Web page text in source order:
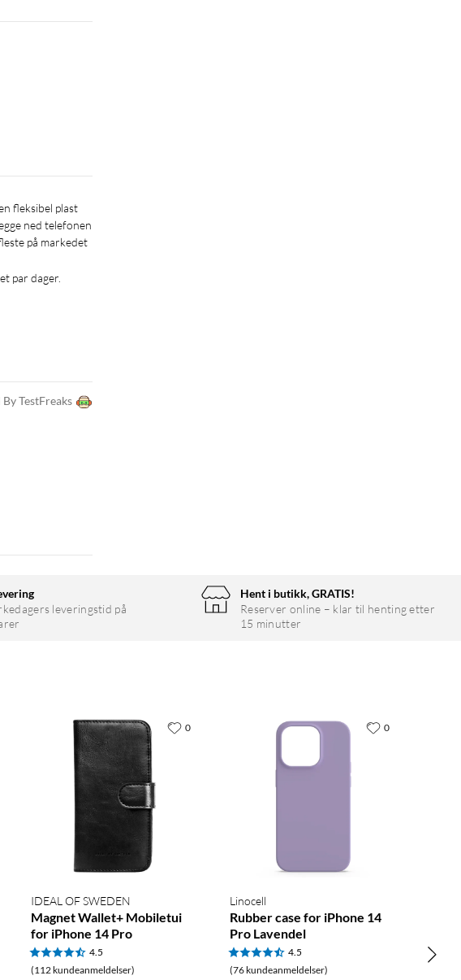
ned telefonen
på markedet
par dager.
TestFreaks
leveringstid på
Hent i butikk, GRATIS!
Reserver online – klar til henting etter
15 minutter
IDEAL OF SWEDEN
Magnet Wallet+ Mobiletui
for iPhone 14 Pro
4.5
(112 kundeanmeldelser)
0
Linocell
Rubber case for iPhone 14
Pro Lavendel
4.5
(76 kundeanmeldelser)
0